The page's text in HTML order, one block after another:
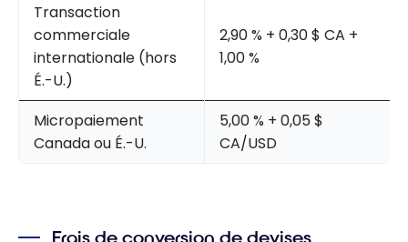
Transaction
commerciale
internationale (hors
É.-U.)
2,90 % + 0,30 $ CA +
1,00 %
Micropaiement
Canada ou É.-U.
5,00 % + 0,05 $
CA/USD